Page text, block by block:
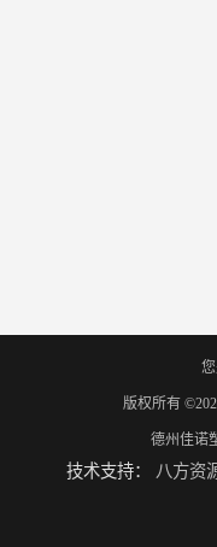
版权所有
德州佳诺
技术支持： 八方资